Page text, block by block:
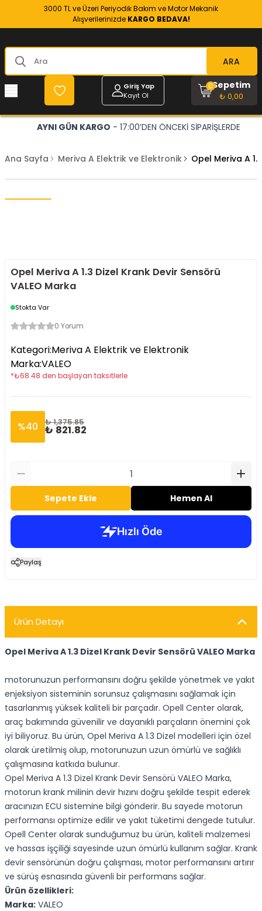
3000 TL ve Üzeri Periyodik Bakım ve Motor Mekanik
Alışverilerinizde KARGO BEDAVA!
ARA
Giriş Yap
Kayıt Ol
Sepetim
₺ 0,00
0
AYNI GÜN KARGO - 17:00’DEN ÖNCEKİ SİPARİŞLERDE
Ana Sayfa Meriva A Elektrik ve Elektronik Opel Meriva A
Opel Meriva A 1.3 Dizel Krank Devir Sensörü
VALEO Marka
Stokta Var
0 Yorum
Kategori:Meriva A Elektrik ve Elektronik
Marka:VALEO
*₺68.48 den başlayan taksitlerle
%40 ₺ 1,375.85
₺ 821.82
Sepete Ekle Hemen Al
Paylaş
Ürün Detayı
Opel Meriva A 1.3 Dizel Krank Devir Sensörü VALEO Marka
motorunuzun performansını doğru şekilde yönetmek ve yakıt
enjeksiyon sisteminin sorunsuz çalışmasını sağlamak için
tasarlanmış yüksek kaliteli bir parçadır. Opell Center olarak,
araç bakımında güvenilir ve dayanıklı parçaların önemini çok
iyi biliyoruz. Bu ürün, Opel Meriva A 1.3 Dizel modelleri için özel
olarak üretilmiş olup, motorunuzun uzun ömürlü ve sağlıklı
çalışmasına katkıda bulunur.
Opel Meriva A 1.3 Dizel Krank Devir Sensörü VALEO Marka,
motorun krank milinin devir hızını doğru şekilde tespit ederek
aracınızın ECU sistemine bilgi gönderir. Bu sayede motorun
performansı optimize edilir ve yakıt tüketimi dengede tutulur.
Opell Center olarak sunduğumuz bu ürün, kaliteli malzemesi
ve hassas işçiliği sayesinde uzun ömürlü kullanım sağlar. Krank
devir sensörünün doğru çalışması, motor performansını artırır
ve sürüş esnasında güvenli bir performans sağlar.
Ürün özellikleri:
Marka: VALEO